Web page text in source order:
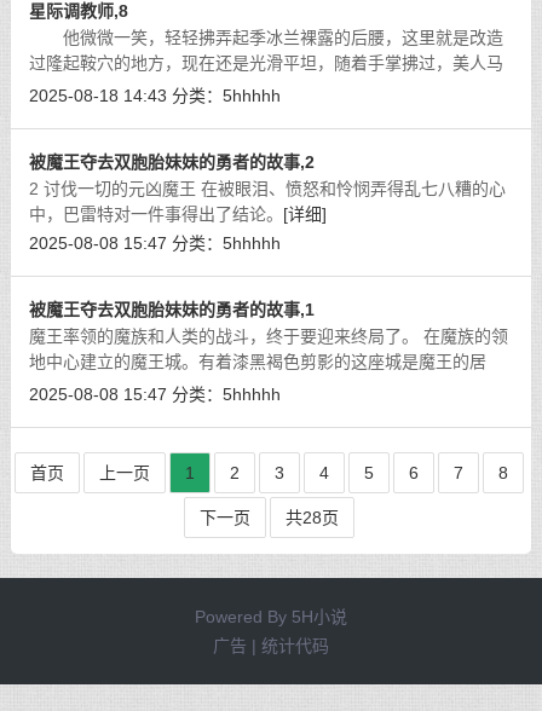
星际调教师,8
他微微一笑，轻轻拂弄起季冰兰裸露的后腰，这里就是改造
过隆起鞍穴的地方，现在还是光滑平坦，随着手掌拂过，美人马
身体渐渐颤抖起来，丰满浑圆的美臀轻轻的摇摆起来，小嘴也发
2025-08-18 14:43 分类： 5hhhhh
被魔王夺去双胞胎妹妹的勇者的故事,2
2 讨伐一切的元凶魔王 在被眼泪、愤怒和怜悯弄得乱七八糟的心
中，巴雷特对一件事得出了结论。 [详细]
2025-08-08 15:47 分类： 5hhhhh
被魔王夺去双胞胎妹妹的勇者的故事,1
魔王率领的魔族和人类的战斗，终于要迎来终局了。 在魔族的领
地中心建立的魔王城。有着漆黑褐色剪影的这座城是魔王的居
城，也是魔族最后的堡垒。[详细]
2025-08-08 15:47 分类： 5hhhhh
首页 上一页 1 2 3 4 5 6 7 8
下一页 共28页
Powered By 5H小说
广告 | 统计代码